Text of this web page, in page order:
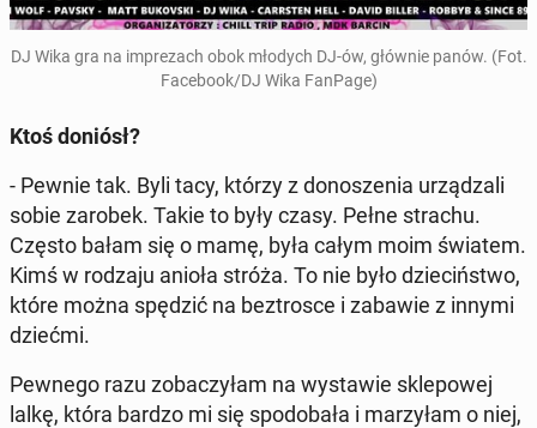
DJ Wika gra na im­pre­zach obok młodych DJ-ów, głównie panów. (Fot.
Fa­ce­bo­ok/DJ Wika FanPage)
Ktoś doniósł?
- Pewnie tak. Byli tacy, którzy z do­no­sze­nia urzą­dza­li
sobie zarobek. Takie to były czasy. Pełne strachu.
Często bałam się o mamę, była całym moim światem.
Kimś w rodzaju anioła stróża. To nie było dzie­ciń­stwo,
które można spędzić na bez­tro­sce i zabawie z innymi
dziećmi.
Pewnego razu zo­ba­czy­łam na wy­sta­wie skle­po­wej
lalkę, która bardzo mi się spodo­ba­ła i ma­rzy­łam o niej,